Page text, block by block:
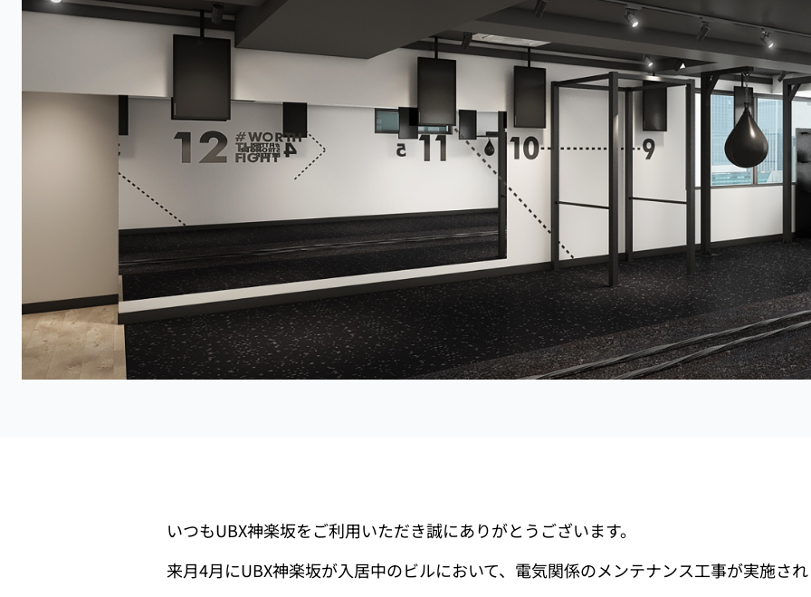
いつもUBX神楽坂をご利用いただき誠にありがとうございます。
来月4月にUBX神楽坂が入居中のビルにおいて、電気関係のメンテナンス工事が実施さ